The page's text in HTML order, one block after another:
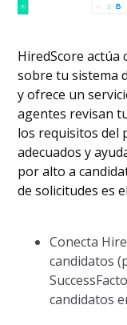
HiredScore actúa
sobre tu sistema
y ofrece un
agentes revisan
los requisitos del
adecuados y
por alto a
de solicitudes es
Conecta
candidatos
candidatos